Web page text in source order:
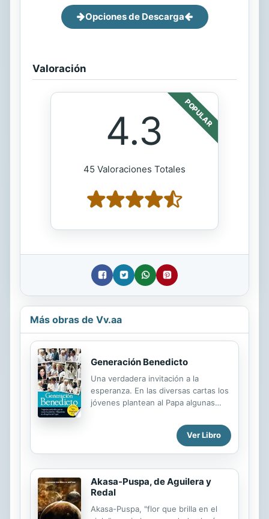
Opciones de Descarga
Valoración
POPULAR
4.3
45 Valoraciones Totales
Más obras de Vv.aa
Generación Benedicto
Una verdadera invitación a la
esperanza. En las diversas cartas los
jóvenes plantean al Papa algunas
vida y de la convivencia humana. A
los jóvenes les urge encontrar
vocación? ¿Cómo puedo rezar?
¿Cómo reconocer a Dios en la vida
diaria? ¿Le importa a Dios mi
Ver Libro
Akasa-Puspa, de Aguilera y
Redal
Akasa-Puspa, "flor que brilla en el